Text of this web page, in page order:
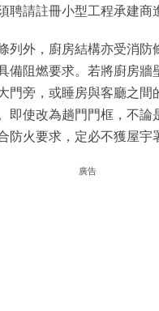
聘請註冊小型工程承建商
列外，廚房結構亦受消防
備阻燃要求。若將廚房牆
門旁，或睡房與客廳之間
即使改為趟門門框，不論
防火要求，定必不獲屋宇
廣告